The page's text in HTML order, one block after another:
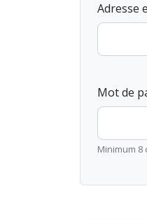
Adresse
Mot de
Minimum 8